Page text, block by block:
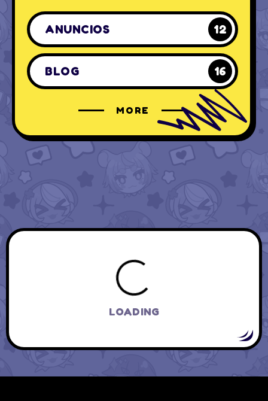
ANUNCIOS 12
BLOG 16
MORE
6